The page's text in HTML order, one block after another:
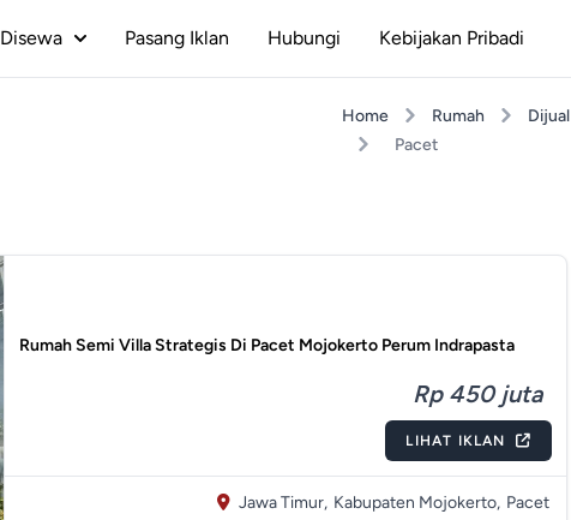
Disewa Pasang Iklan Hubungi Kebijakan Pribadi
Home Rumah Dijual
Pacet
Rumah Semi Villa Strategis Di Pacet Mojokerto Perum Indrapasta
Rp 450 juta
LIHAT IKLAN
Jawa Timur, Kabupaten Mojokerto, Pacet